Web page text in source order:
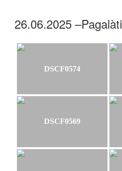
26.06.2025 –Pagalàti
DSCF0574
DSCF0569